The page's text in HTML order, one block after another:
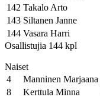
142 Takalo Arto
143 Siltanen Janne
144 Vasara Harri
Osallistujia 144 kpl
Naiset
4
Manninen Marjaana
8
Kerttula Minna